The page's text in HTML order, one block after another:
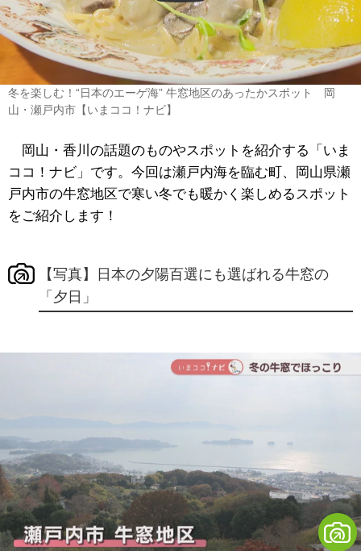
冬を楽しむ！“日本のエーゲ海” 牛窓地区のあったかスポット 岡
山・瀬戸内市【いまココ！ナビ】
岡山・香川の話題のものやスポットを紹介する「いま
ココ！ナビ」です。今回は瀬戸内海を臨む町、岡山県瀬
戸内市の牛窓地区で寒い冬でも暖かく楽しめるスポット
をご紹介します！
【写真】日本の夕陽百選にも選ばれる牛窓の
「夕日」